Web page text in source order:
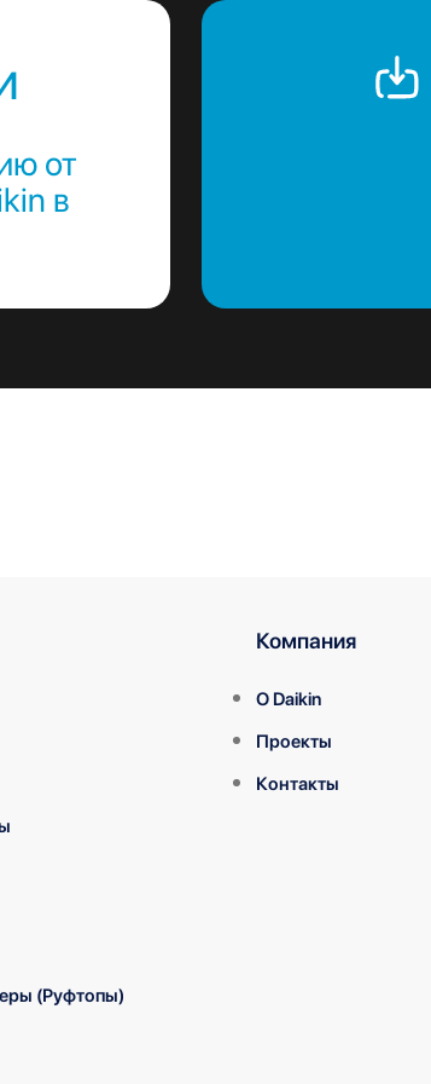
от
в
(Руфтопы)
Компания
О Daikin
Проекты
Контакты